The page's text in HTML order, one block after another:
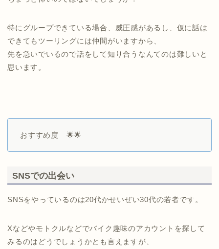
特にグループできている場合、威圧感があるし、仮に話は
できてもツーリングには仲間がいますから、
先を急いでいるので話をして知り合うなんてのは難しいと
思います。
おすすめ度 🌟🌟
SNSでの出会い
SNSをやっているのは20代かせいぜい30代の若者です。
Xなどやモトクルなどでバイク趣味のアカウントを探して
みるのはどうでしょうかとも言えますが、